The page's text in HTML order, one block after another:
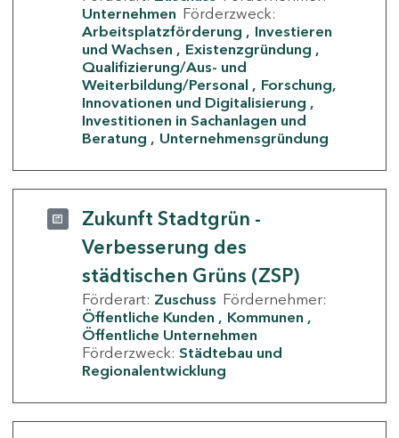
Unternehmen Förderzweck:
Arbeitsplatzförderung
Investieren
und Wachsen
Existenzgründung
Qualifizierung/Aus- und
Weiterbildung/Personal
Forschung,
Innovationen und Digitalisierung
Investitionen in Sachanlagen und
Beratung
Unternehmensgründung
Zukunft Stadtgrün -
Verbesserung des
städtischen Grüns (ZSP)
Förderart: Zuschuss Fördernehmer:
Öffentliche Kunden
Kommunen
Öffentliche Unternehmen
Förderzweck: Städtebau und
Regionalentwicklung